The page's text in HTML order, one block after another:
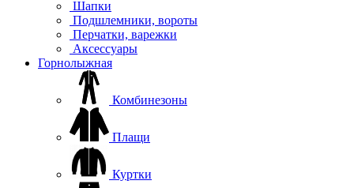
Шапки
Подшлемники, вороты
Перчатки, варежки
Аксессуары
Горнолыжная
Комбинезоны
Плащи
Куртки